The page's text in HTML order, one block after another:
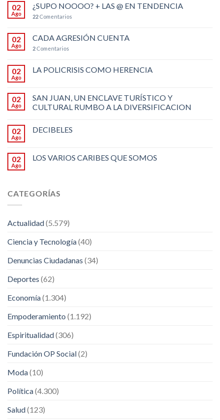
02
Ago
¿SUPO NOOOO? + LAS @ EN TENDENCIA
22 Comentarios
02
Ago
CADA AGRESIÓN CUENTA
2 Comentarios
02
Ago
LA POLICRISIS COMO HERENCIA
02
Ago
SAN JUAN, UN ENCLAVE TURÍSTICO Y
CULTURAL RUMBO A LA DIVERSIFICACION
02
Ago
DECIBELES
02
Ago
LOS VARIOS CARIBES QUE SOMOS
CATEGORÍAS
Actualidad(5.579)
Ciencia y Tecnología(40)
Denuncias Ciudadanas (34)
Deportes (62)
Economía(1.304)
Empoderamiento (1.192)
Espiritualidad(306)
Fundación OP Social(2)
Moda(10)
Política(4.300)
Salud(123)